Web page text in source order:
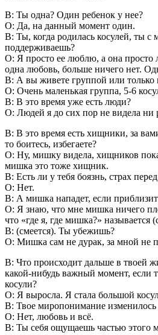
В: Ты одна? Один ребенок у нее?
О: Да, на данный момент один.
В: Ты, когда родилась косулей, ты с
поддерживаешь?
О: Я просто ее люблю, а она просто
одна любовь, больше ничего нет.
В: А вы живете группой или только
О: Очень маленькая группа, 5-6
В: В это время уже есть люди?
О: Людей я до сих пор не видела ни
В: В это время есть хищники, за
то боитесь, избегаете?
О: Ну, мишку видела, хищников
мишка это тоже хищник.
В: Есть ли у тебя боязнь, страх
О: Нет.
В: А мишка нападет, если
О: Я знаю, что мне мишка ничего
что «где я, где мишка?» называется
В: (смеется). Ты убежишь?
О: Мишка сам не дурак, за мной не
В: Что происходит дальше в твоей
какой-нибудь важный момент, если
косули?
О: Я выросла. Я стала большой
В: Твое миропонимание изменилось
О: Нет, любовь и всё.
В: Ты себя ощущаешь частью этого